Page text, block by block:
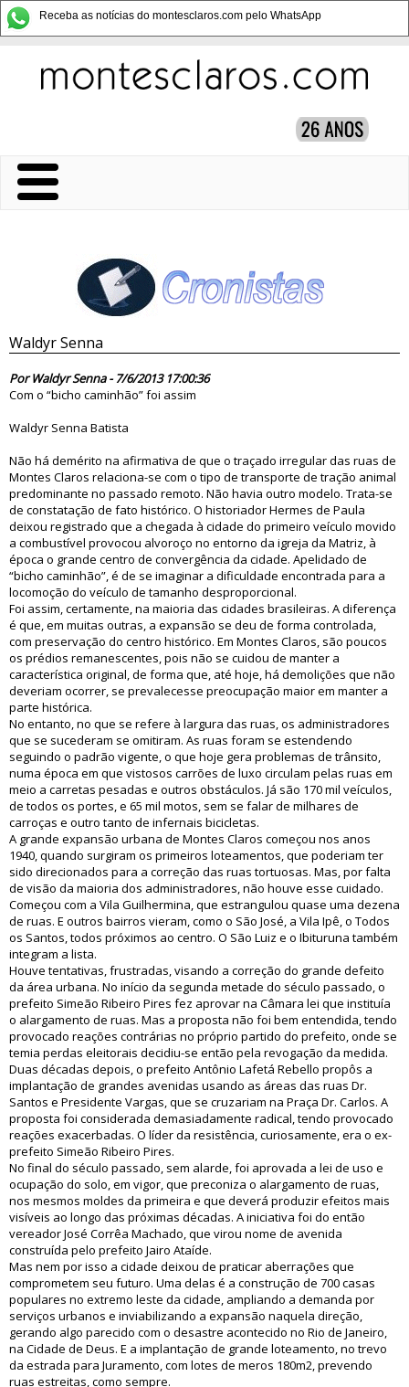
Receba as notícias do montesclaros.com pelo WhatsApp
Waldyr Senna
Por Waldyr Senna - 7/6/2013 17:00:36
Com o “bicho caminhão” foi assim
Waldyr Senna Batista
Não há demérito na afirmativa de que o traçado irregular das ruas de
Montes Claros relaciona-se com o tipo de transporte de tração animal
predominante no passado remoto. Não havia outro modelo. Trata-se
de constatação de fato histórico. O historiador Hermes de Paula
deixou registrado que a chegada à cidade do primeiro veículo movido
a combustível provocou alvoroço no entorno da igreja da Matriz, à
época o grande centro de convergência da cidade. Apelidado de
“bicho caminhão”, é de se imaginar a dificuldade encontrada para a
locomoção do veículo de tamanho desproporcional.
Foi assim, certamente, na maioria das cidades brasileiras. A diferença
é que, em muitas outras, a expansão se deu de forma controlada,
com preservação do centro histórico. Em Montes Claros, são poucos
os prédios remanescentes, pois não se cuidou de manter a
característica original, de forma que, até hoje, há demolições que não
deveriam ocorrer, se prevalecesse preocupação maior em manter a
parte histórica.
No entanto, no que se refere à largura das ruas, os administradores
que se sucederam se omitiram. As ruas foram se estendendo
seguindo o padrão vigente, o que hoje gera problemas de trânsito,
numa época em que vistosos carrões de luxo circulam pelas ruas em
meio a carretas pesadas e outros obstáculos. Já são 170 mil veículos,
de todos os portes, e 65 mil motos, sem se falar de milhares de
carroças e outro tanto de infernais bicicletas.
A grande expansão urbana de Montes Claros começou nos anos
1940, quando surgiram os primeiros loteamentos, que poderiam ter
sido direcionados para a correção das ruas tortuosas. Mas, por falta
de visão da maioria dos administradores, não houve esse cuidado.
Começou com a Vila Guilhermina, que estrangulou quase uma dezena
de ruas. E outros bairros vieram, como o São José, a Vila Ipê, o Todos
os Santos, todos próximos ao centro. O São Luiz e o Ibituruna também
integram a lista.
Houve tentativas, frustradas, visando a correção do grande defeito
da área urbana. No início da segunda metade do século passado, o
prefeito Simeão Ribeiro Pires fez aprovar na Câmara lei que instituía
o alargamento de ruas. Mas a proposta não foi bem entendida, tendo
provocado reações contrárias no próprio partido do prefeito, onde se
temia perdas eleitorais decidiu-se então pela revogação da medida.
Duas décadas depois, o prefeito Antônio Lafetá Rebello propôs a
implantação de grandes avenidas usando as áreas das ruas Dr.
Santos e Presidente Vargas, que se cruzariam na Praça Dr. Carlos. A
proposta foi considerada demasiadamente radical, tendo provocado
reações exacerbadas. O líder da resistência, curiosamente, era o ex-
prefeito Simeão Ribeiro Pires.
No final do século passado, sem alarde, foi aprovada a lei de uso e
ocupação do solo, em vigor, que preconiza o alargamento de ruas,
nos mesmos moldes da primeira e que deverá produzir efeitos mais
visíveis ao longo das próximas décadas. A iniciativa foi do então
vereador José Corrêa Machado, que virou nome de avenida
construída pelo prefeito Jairo Ataíde.
Mas nem por isso a cidade deixou de praticar aberrações que
comprometem seu futuro. Uma delas é a construção de 700 casas
populares no extremo leste da cidade, ampliando a demanda por
serviços urbanos e inviabilizando a expansão naquela direção,
gerando algo parecido com o desastre acontecido no Rio de Janeiro,
na Cidade de Deus. E a implantação de grande loteamento, no trevo
da estrada para Juramento, com lotes de meros 180m2, prevendo
ruas estreitas, como sempre.